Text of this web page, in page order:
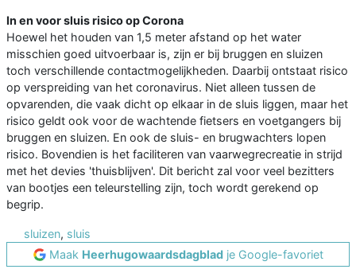
In en voor sluis risico op Corona
Hoewel het houden van 1,5 meter afstand op het water
misschien goed uitvoerbaar is, zijn er bij bruggen en sluizen
toch verschillende contactmogelijkheden. Daarbij ontstaat risico
op verspreiding van het coronavirus. Niet alleen tussen de
opvarenden, die vaak dicht op elkaar in de sluis liggen, maar het
risico geldt ook voor de wachtende fietsers en voetgangers bij
bruggen en sluizen. En ook de sluis- en brugwachters lopen
risico. Bovendien is het faciliteren van vaarwegrecreatie in strijd
met het devies 'thuisblijven'. Dit bericht zal voor veel bezitters
van bootjes een teleurstelling zijn, toch wordt gerekend op
begrip.
sluizen, sluis
Maak Heerhugowaardsdagbladje Google-favoriet